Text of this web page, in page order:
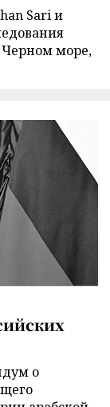
Sari и
Черном море,
о